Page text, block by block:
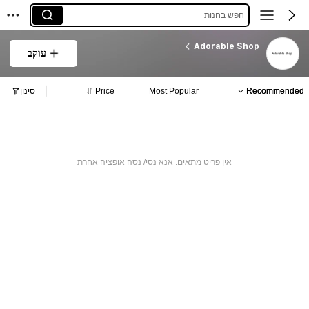
חפש בחנות
Adorable Shop
עוקב
Recommended
Most Popular
Price סינון
אין פריט מתאים. אנא נסי/ נסה אופציה אחרת